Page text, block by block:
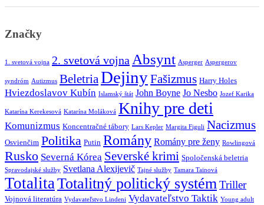
Značky
1. svetová vojna 2. svetová vojnaAbsynt Asperger Aspergerov
syndróm Autizmus BeletriaDejinyFašizmus Harry Holes
Hviezdoslavov Kubín Islamský štát John Boyne Jo Nesbo Jozef Karika
Katarína Kerekesová Katarína Moláková Knihy pre deti
Komunizmus Koncentračné tábory Lars Kepler Margita Figuli Nacizmus
Osvienčim Politika Putin Romány Romány pre ženy Rowlingová
Rusko Severná Kórea Severské krimi Spoločenská beletria
Spravodajské služby Svetlana Alexijevič Tajné služby Tamara Tainová
TotalitaTotalitný politický systémTriller
Vojnová literatúra Vydavateľstvo Lindeni Vydavateľstvo Taktik Young adult